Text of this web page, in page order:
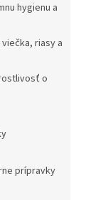
hygienu a
riasy a
o
prípravky